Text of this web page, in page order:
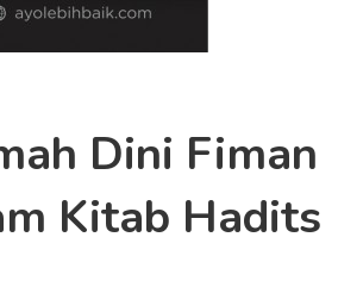
Dini Fiman
Kitab Hadits